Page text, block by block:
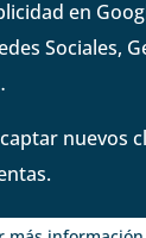
en
Sociales,
nuevos